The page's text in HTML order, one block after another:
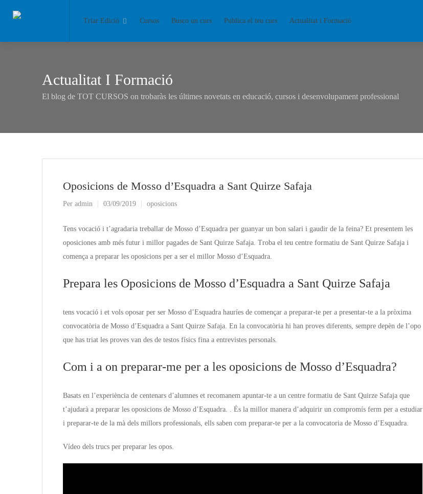
Triar Edició Cursos Busco un curs Publica el teu curs Actualitat i Formació
Actualitat I Formació
El blog de TOT CURSOS on trobaràs les últimes novetats en educació, cursos i desenvolupament professional
Oposicions de Mosso d’Esquadra a Sant Quirze Safaja
Per admin 03/09/2019 oposicions
Tens vocació i t’agradaria treballar de Mosso d’Esquadra per guanyar un bon salari i gaudir de la feina? Et presentem les
oposiciones amb més futur i millor pagades de Sant Quirze Safaja. Troba el teu centre formatiu de Sant Quirze Safaja i
comença a preparar les oposicions per a ser el millor Mosso d’Esquadra.
Prepara les Oposicions de Mosso d’Esquadra a Sant Quirze Safaja
tens vocació i et vols oposar per ser Mosso d’Esquadra hauríes de començar a preparar-te per a presentar-te a la pròxima
convocatòria de Mosso d’Esquadra a Sant Quirze Safaja. En la convocatòria hi han proves diferents, sempre depèn de l’opo
que has triat les proves van des de testos físics fina a entrevistes personals.
Com i a on preparar-me per a les oposicions de Mosso d’Esquadra?
Basats en l’experiència de centenars d’alumnes et recomanem apuntar-te a un centre formatiu de Sant Quirze Safaja que
t’ajudarà a preparar les oposicions de Mosso d’Esquadra. . És la millor manera d’adquirir un compromís ferm per a estudiar
i preparar-te de la mà dels millors professionals, ells saben com preparar-te per a la convocatoria de Mosso d’Esquadra.
Vídeo dels trucs per preparar les opos.